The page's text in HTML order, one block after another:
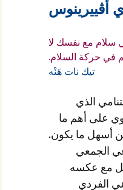
أڤييرينوس
سلام مع نفسك لا
في حركة السلام.
تيك نات هَنْه
الذي
على أهم ما
أسهل ما يكون.
الجمعي
مع عكسه
الفردي